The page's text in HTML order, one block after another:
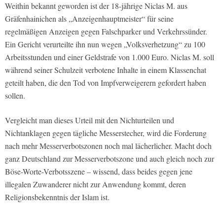
Weithin bekannt geworden ist der 18-jährige Niclas M. aus
Gräfenhainichen als „Anzeigenhauptmeister“ für seine
regelmäßigen Anzeigen gegen Falschparker und Verkehrssünder.
Ein Gericht verurteilte ihn nun wegen „Volksverhetzung“ zu 100
Arbeitsstunden und einer Geldstrafe von 1.000 Euro. Niclas M. soll
während seiner Schulzeit verbotene Inhalte in einem Klassenchat
geteilt haben, die den Tod von Impfverweigerern gefordert haben
sollen.
Vergleicht man dieses Urteil mit den Nichturteilen und
Nichtanklagen gegen tägliche Messerstecher, wird die Forderung
nach mehr Messerverbotszonen noch mal lächerlicher. Macht doch
ganz Deutschland zur Messerverbotszone und auch gleich noch zur
Böse-Worte-Verbotsszene – wissend, dass beides gegen jene
illegalen Zuwanderer nicht zur Anwendung kommt, deren
Religionsbekenntnis der Islam ist.